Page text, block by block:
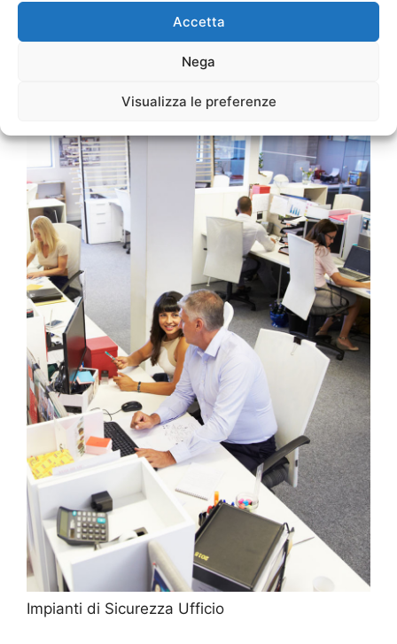
Accetta
Nega
Visualizza le preferenze
SCOPRI LE OFFERTE PER L’UFFICIO
Impianti di Sicurezza Ufficio